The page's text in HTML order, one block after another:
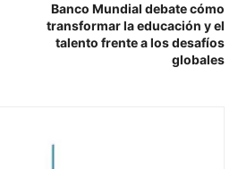
Banco Mundial debate cómo
transformar la educación y el
talento frente a los desafíos
globales